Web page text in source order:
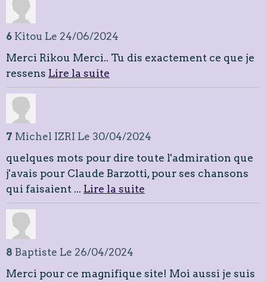
6 Kitou Le 24/06/2024
Merci Rikou Merci.. Tu dis exactement ce que je
ressens Lire la suite
7 Michel IZRI Le 30/04/2024
quelques mots pour dire toute l'admiration que
j'avais pour Claude Barzotti, pour ses chansons
qui faisaient ... Lire la suite
8 Baptiste Le 26/04/2024
Merci pour ce magnifique site! Moi aussi je suis